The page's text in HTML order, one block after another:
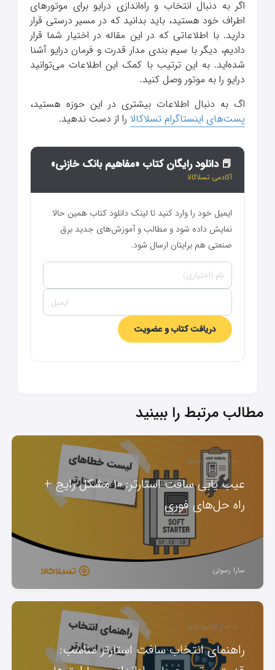
اگر به دنبال انتخاب و راه‌اندازی درایو برای موتورهای
اطراف خود هستید، باید بدانید که در مسیر درستی قرار
دارید. با اطلاعاتی که در این مقاله در اختیار شما قرار
دادیم، دیگر با سیم بندی مدار قدرت و فرمان درایو آشنا
شده‌اید. به این ترتیب با کمک این اطلاعات می‌توانید
درایو را به موتور وصل کنید.
اگ به دنبال اطلاعات بیشتری در این حوزه هستید،
پست‌های اینستاگرام تسلاکالا را از دست ندهید.
📕 دانلود رایگان کتاب «مفاهیم بانک خازنی»
آکادمی تسلاکالا
ایمیل خود را وارد کنید تا لینک دانلود کتاب همین حالا
نمایش داده شود و مطالب و آموزش‌های جدید برق
صنعتی هم برایتان ارسال شود.
دریافت کتاب و عضویت
مطالب مرتبط را ببینید
راه انداز الکترو موتور
عیب یابی سافت استارتر: ۱۰ مشکل رایج +
راه حل‌های فوری
سارا رسولی
راه انداز الکترو موتور
راهنمای انتخاب سافت استارتر مناسب: